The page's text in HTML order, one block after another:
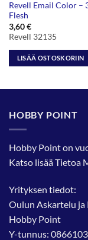
Revell Email Color –
Flesh
3,60€
Revell 32135
LISÄÄ OSTOSKORIIN
HOBBY POINT
Hobby Point on
Katso lisääTietoa
Yrityksen tiedot:
Oulun Askartelu ja
Hobby Point
Y-tunnus: